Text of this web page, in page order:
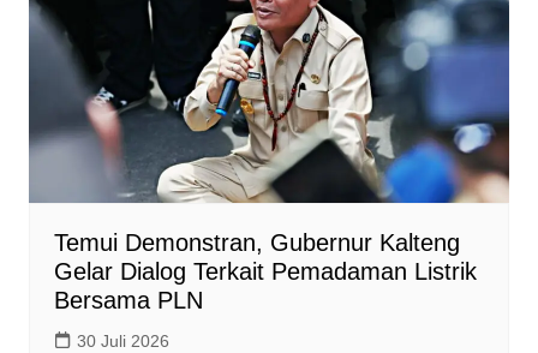
Temui Demonstran, Gubernur Kalteng
Gelar Dialog Terkait Pemadaman Listrik
Bersama PLN
30 Juli 2026